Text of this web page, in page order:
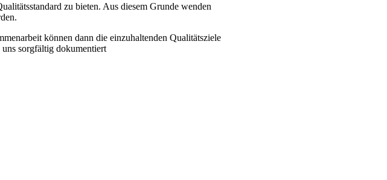
zu bieten. Aus diesem Grunde wenden
können dann die einzuhaltenden Qualitätsziele
sorgfältig dokumentiert